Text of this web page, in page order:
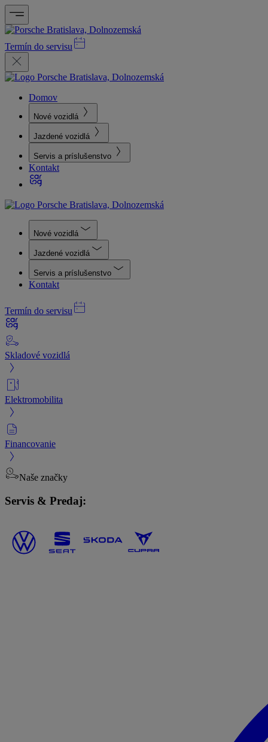
Termín do servisu
Domov
Nové vozidlá
Jazdené vozidlá
Servis a príslušenstvo
Kontakt
Nové vozidlá
Jazdené vozidlá
Servis a príslušenstvo
Kontakt
Termín do servisu
Skladové vozidlá
Elektromobilita
Financovanie
Naše značky
Servis & Predaj: